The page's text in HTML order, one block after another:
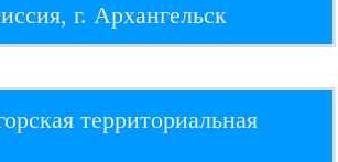
г. Архангельск
территориальная